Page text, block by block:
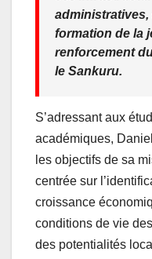
formation de la
renforcement
le Sankuru.
S’adressant aux
académiques,
les objectifs de sa
centrée sur
croissance
conditions de vie
des potentialités